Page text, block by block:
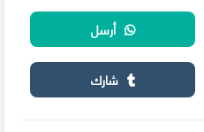
أرسل
شارك